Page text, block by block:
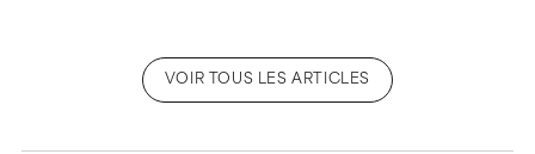
VOIR TOUS LES ARTICLES